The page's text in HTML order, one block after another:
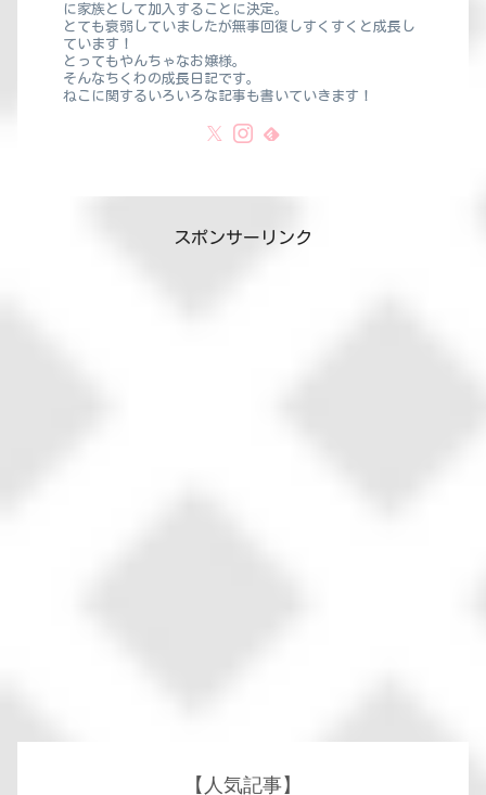
に家族として加入することに決定。
とても衰弱していましたが無事回復しすくすくと成長し
ています！
とってもやんちゃなお嬢様。
そんなちくわの成長日記です。
ねこに関するいろいろな記事も書いていきます！
スポンサーリンク
【人気記事】